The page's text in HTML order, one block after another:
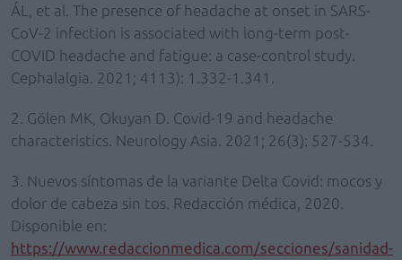
ÁL, et al. The presence of headache at onset in SARS-
CoV-2 infection is associated with long-term post-
COVID headache and fatigue: a case-control study.
Cephalalgia. 2021; 4113): 1.332-1.341.
2. Gölen MK, Okuyan D. Covid-19 and headache
characteristics. Neurology Asia. 2021; 26(3): 527-534.
3. Nuevos síntomas de la variante Delta Covid: mocos y
dolor de cabeza sin tos. Redacción médica, 2020.
Disponible en:
https://www.redaccionmedica.com/secciones/sanidad-